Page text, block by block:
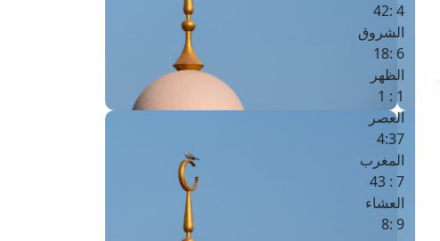
4 :42
الشروق
6 :18
الظهر
1 : 1
العصر
4:37
المغرب
7 : 43
العشاء
9 :8